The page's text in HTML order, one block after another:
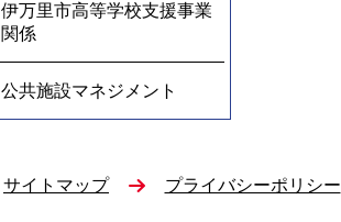
伊万里市高等学校支援事業
関係
公共施設マネジメント
サイトマップ プライバシーポリシー